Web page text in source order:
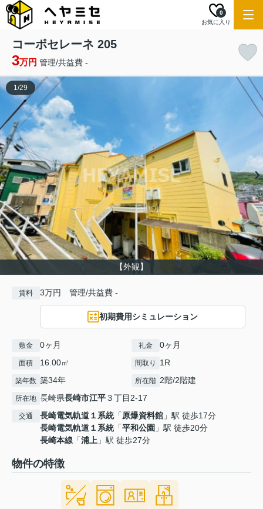
お気に入り
0
コーポセレーネ 205
3万円 管理/共益費 -
【外観】
1/29
賃料 3万円 管理/共益費 -
初期費用シミュレーション
敷金 0ヶ月 礼金 0ヶ月
面積 16.00㎡ 間取り 1R
築年数 築34年 所在階 2階/2階建
所在地 長崎県長崎市江平３丁目2-17
交通 長崎電気軌道１系統「原爆資料館 」駅 徒歩17分
長崎電気軌道１系統「平和公園 」駅 徒歩20分
長崎本線 「浦上 」駅 徒歩27分
物件の特徴